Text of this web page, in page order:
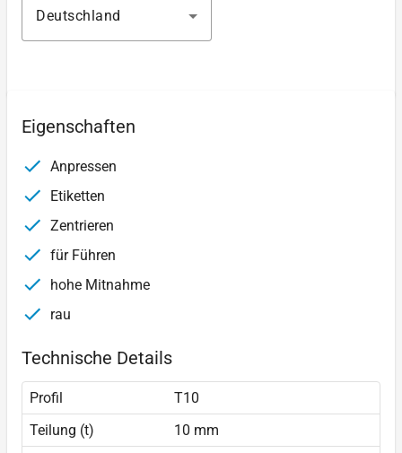
Deutschland
Eigenschaften
Anpressen
Etiketten
Zentrieren
für Führen
hohe Mitnahme
rau
Technische Details
Profil
T10
Teilung (t)
10 mm